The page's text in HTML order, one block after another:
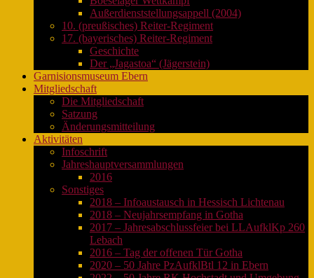
Außerdienststellungsappell (2004)
10. (preußisches) Reiter-Regiment
17. (bayerisches) Reiter-Regiment
Geschichte
Der „Jagastoa“ (Jägerstein)
Garnisionsmuseum Ebern
Mitgliedschaft
Die Mitgliedschaft
Satzung
Änderungsmitteilung
Aktivitäten
Infoschrift
Jahreshauptversammlungen
2016
Sonstiges
2018 – Infoaustausch in Hessisch Lichtenau
2018 – Neujahrsempfang in Gotha
2017 – Jahresabschlussfeier bei LLAufklKp 260
Lebach
2016 – Tag der offenen Tür Gotha
2020 – 50 Jahre PzAufklBtl 12 in Ebern